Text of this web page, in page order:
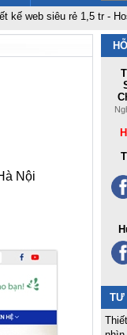
rẻ 1,5 tr- Hosting đặt
Nội
TƯ